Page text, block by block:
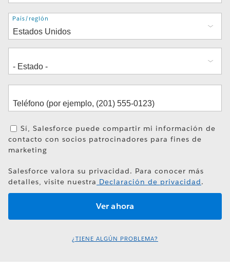
Dirección
País/región
Sí, Salesforce puede compartir mi información de
contacto con socios patrocinadores para fines de
marketing
Salesforce valora su privacidad. Para conocer más
detalles, visite nuestra Declaración de privacidad.
¿TIENE ALGÚN PROBLEMA?